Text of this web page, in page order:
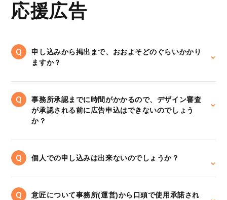
応援広告
申し込みから掲出まで、おおよそどのぐらいかかり
ますか？
事務所承認までに時間がかかるので、デザイン審査
が承認される前に広告申込はできないのでしょう
か？
個人での申し込みは出来ないのでしょうか？
意匠について事務所(運営)から口頭で使用承諾され